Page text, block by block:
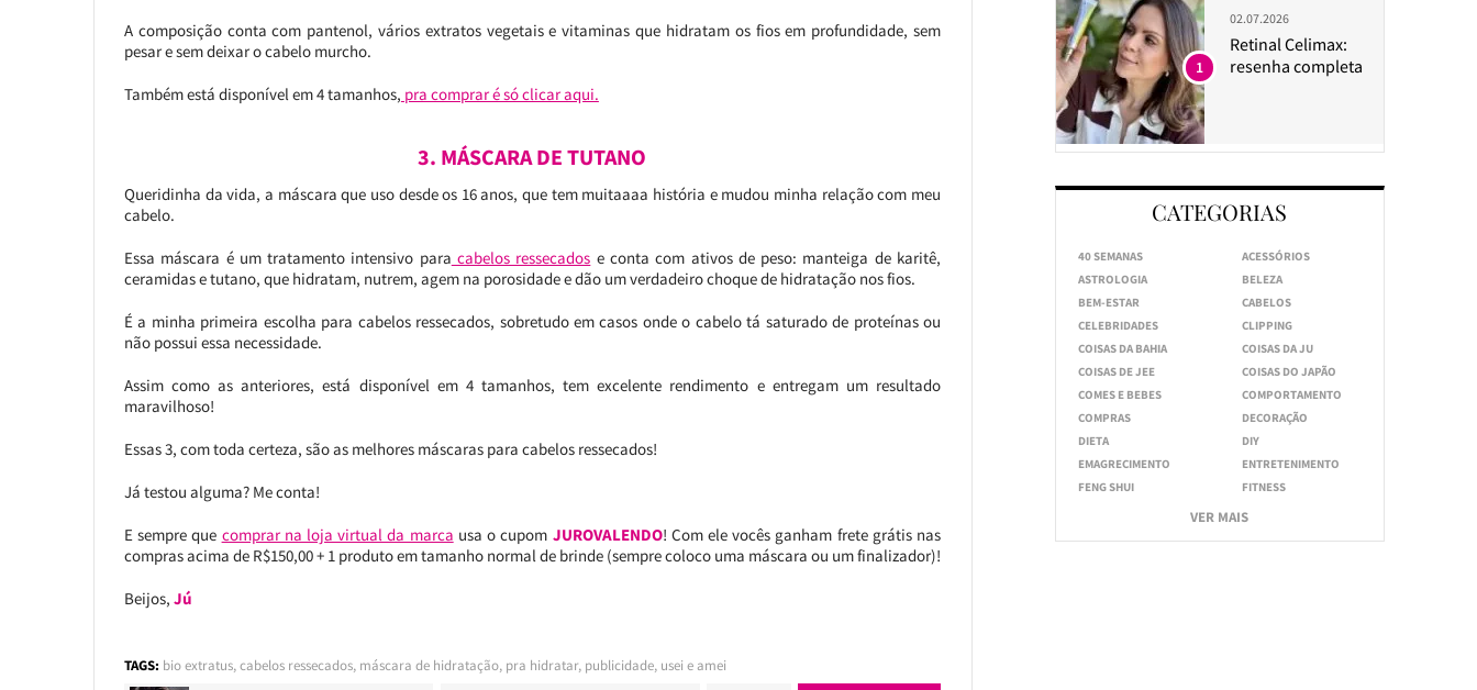
A composição conta com pantenol, vários extratos vegetais e vitaminas que hidratam os fios em profundidade, sem
pesar e sem deixar o cabelo murcho.
Também está disponível em 4 tamanhos, pra comprar é só clicar aqui.
3. MÁSCARA DE TUTANO
Queridinha da vida, a máscara que uso desde os 16 anos, que tem muitaaaa história e mudou minha relação com meu
cabelo.
Essa máscara é um tratamento intensivo para cabelos ressecados e conta com ativos de peso: manteiga de karitê,
ceramidas e tutano, que hidratam, nutrem, agem na porosidade e dão um verdadeiro choque de hidratação nos fios.
É a minha primeira escolha para cabelos ressecados, sobretudo em casos onde o cabelo tá saturado de proteínas ou
não possui essa necessidade.
Assim como as anteriores, está disponível em 4 tamanhos, tem excelente rendimento e entregam um resultado
maravilhoso!
Essas 3, com toda certeza, são as melhores máscaras para cabelos ressecados!
Já testou alguma? Me conta!
E sempre que comprar na loja virtual da marca usa o cupom JUROVALENDO! Com ele vocês ganham frete grátis nas
compras acima de R$150,00 + 1 produto em tamanho normal de brinde (sempre coloco uma máscara ou um finalizador)!
Beijos, Jú
TAGS: bio extratus,cabelos ressecados, máscara de hidratação, pra hidratar, publicidade, usei e amei
02.07.2026
Retinal Celimax:
resenha completa
1
CATEGORIAS
40 SEMANAS
ACESSÓRIOS
ASTROLOGIA
BELEZA
BEM-ESTAR
CABELOS
CELEBRIDADES
CLIPPING
COISAS DA BAHIA
COISAS DA JU
COISAS DE JEE
COISAS DO JAPÃO
COMES E BEBES
COMPORTAMENTO
COMPRAS
DECORAÇÃO
DIETA
DIY
EMAGRECIMENTO
ENTRETENIMENTO
FENG SHUI
FITNESS
VER MAIS